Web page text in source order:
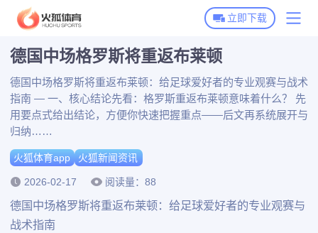
火狐体育首页
火狐体育下载
火狐体育APP下载
火狐体育动态
火狐新闻资讯
博彩平台推荐
立即下载
德国中场格罗斯将重返布莱顿
德国中场格罗斯将重返布莱顿：给足球爱好者的专业观赛与战术
指南 — 一、核心结论先看：格罗斯重返布莱顿意味着什么？ 先
用要点式给出结论，方便你快速把握重点——后文再系统展开与
归纳……
火狐体育app 火狐新闻资讯
2026-02-17 阅读量：88
德国中场格罗斯将重返布莱顿：给足球爱好者的专业观赛与
战术指南